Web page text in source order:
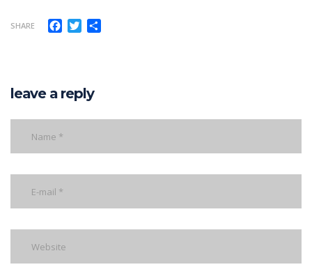
SHARE Facebook
Twitter
leave a reply